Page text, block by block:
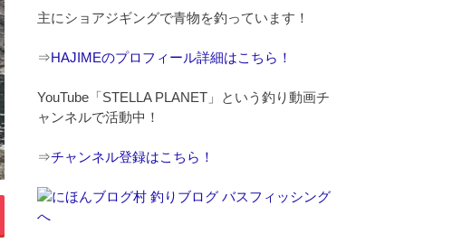
主にショアジギングで青物を釣っています！
⇒HAJIMEのプロフィール詳細はこちら！
YouTube「STELLA PLANET」という釣り動画チ
ャンネルで活動中！
⇒チャンネル登録はこちら！